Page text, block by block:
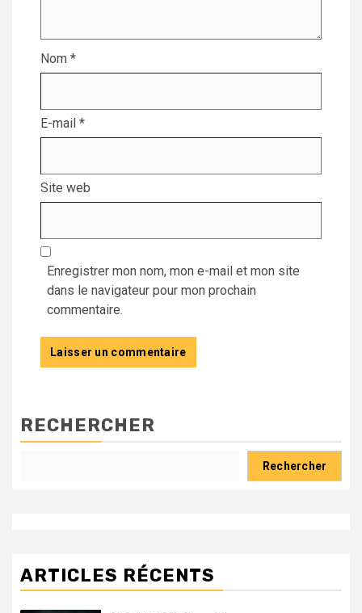
Nom *
E-mail *
Site web
Enregistrer mon nom, mon e-mail et mon site
dans le navigateur pour mon prochain
commentaire.
RECHERCHER
Rechercher
ARTICLES RÉCENTS